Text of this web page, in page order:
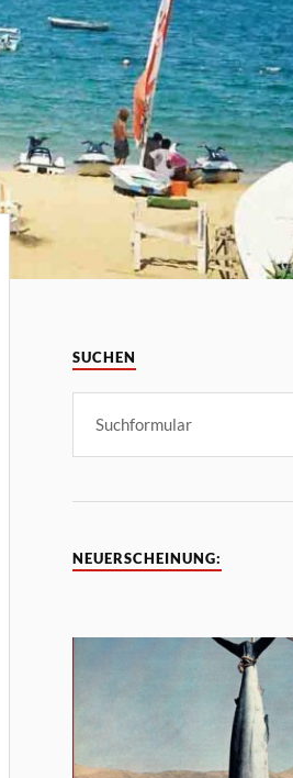
SUCHEN
NEUERSCHEINUNG: